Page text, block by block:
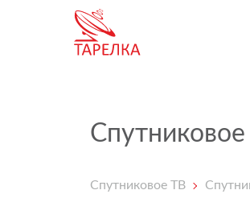
Спутниковое ТВ